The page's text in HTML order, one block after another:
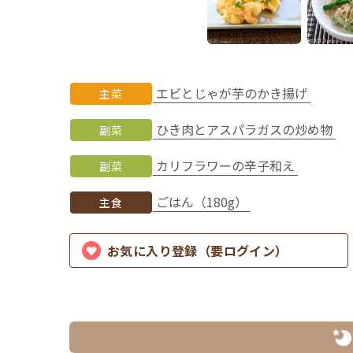
主菜 エビとじゃが芋のかき揚げ
副菜 ひき肉とアスパラガスの炒め物
副菜 カリフラワーの辛子和え
主食 ごはん（180g）
お気に入り登録（要ログイン）